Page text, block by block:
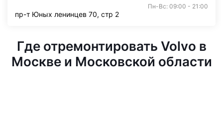
Пн-Вс: 09:00 - 21:00
пр-т Юных ленинцев 70, стр 2
Где отремонтировать Volvo в
Москве и Московской области